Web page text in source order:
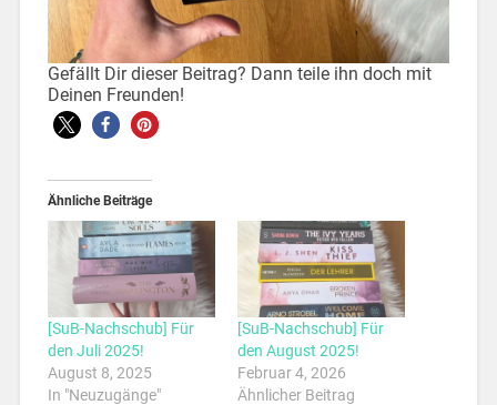
Gefällt Dir dieser Beitrag? Dann teile ihn doch mit
Deinen Freunden!
Ähnliche Beiträge
[SuB-Nachschub] Für
den Juli 2025!
August 8, 2025
In "Neuzugänge"
[SuB-Nachschub] Für
den August 2025!
Februar 4, 2026
Ähnlicher Beitrag